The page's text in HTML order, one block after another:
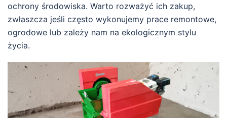
ochrony środowiska. Warto rozważyć ich zakup,
zwłaszcza jeśli często wykonujemy prace remontowe,
ogrodowe lub zależy nam na ekologicznym stylu
życia.